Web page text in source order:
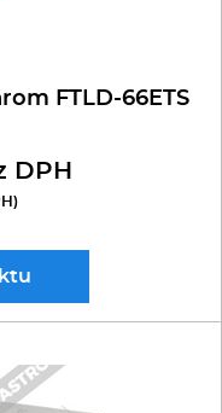
FTLD-66ETS
DPH